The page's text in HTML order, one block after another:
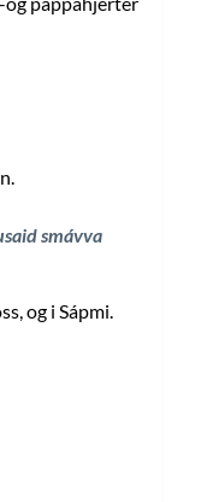
smávva
og i Sápmi.